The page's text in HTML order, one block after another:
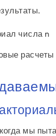
числа n
расчеты
мы